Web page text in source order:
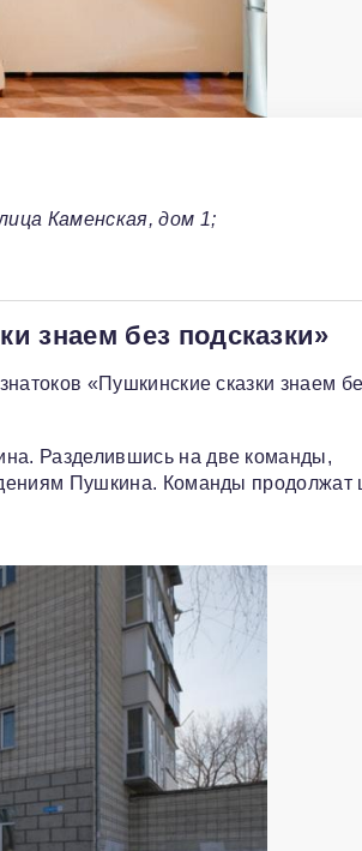
Каменская, дом 1;
знаем без подсказки»
«Пушкинские сказки знаем
Разделившись на две команды,
Пушкина. Команды продолжат